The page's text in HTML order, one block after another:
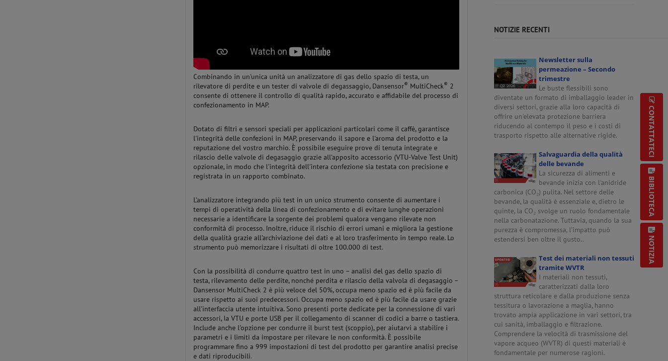
CONTATTATECI
BIBLIOTECA
NOTIZIA
Combinando in un'unica unità un analizzatore di gas dello spazio di testa, un
rilevatore di perdite e un tester di valvole di degassaggio, Dansensor® MultiCheck® 2
consente di ottenere il controllo di qualità rapido, accurato e affidabile del processo di
confezionamento in MAP.
Dotato di filtri e sensori speciali per applicazioni particolari come il caffè, garantisce
l'integrità delle confezioni in MAP, preservando il sapore e l'aroma del prodotto e la
reputazione del vostro marchio. È possibile eseguire prove di tenuta integrate e
rilascio delle valvole di degasaggio grazie all'apposito accessorio (VTU-Valve Test Unit)
opzionale, in modo che l'integrità dell'intera confezione sia testata con precisione e
registrata in un rapporto combinato.
L’analizzatore integrando più test in un unico strumento consente di aumentare i
tempi di operatività della linea di confezionamento e di evitare lunghe operazioni
necessarie a identificare la sorgente dei problemi qualora vengano rilevate non
conformità di processo. Inoltre, riduce il rischio di errori umani e migliora la gestione
della qualità grazie all'archiviazione dei dati e al loro trasferimento in tempo reale. Lo
strumento può memorizzare i risultati di oltre 100.000 di test.
Con la possibilità di condurre quattro test in uno – analisi del gas dello spazio di
testa, rilevamento delle perdite, nonché perdita e rilascio della valvola di degasaggio –
Dansensor MultiCheck 2 è più veloce del 50%, occupa meno spazio ed è più facile da
usare rispetto ai suoi predecessori. Occupa meno spazio ed è più facile da usare grazie
all’interfaccia utente intuitiva. Sono presenti porte dedicate per la connessione di vari
accessori, la VTU e porte USB per il collegamento di scanner di codici a barre o tastiera.
Include anche l'opzione per condurre il burst test (scoppio), per aiutarvi a stabilire i
parametri e i limiti da impostare per rilevare le non conformità. È possibile
programmare fino a 999 impostazioni di test del prodotto per garantire analisi precise
e dati riproducibili.
NOTIZIE RECENTI
Newsletter sulla
permeazione – Secondo
trimestre
Le buste flessibili sono
diventate un formato di imballaggio leader in
diversi settori, grazie alla loro capacità di
offrire un'elevata protezione barriera
riducendo al contempo il peso e i costi di
trasporto rispetto alle alternative rigide.
Salvaguardia della qualità
delle bevande
La sicurezza di alimenti e
bevande inizia con l'anidride
carbonica (CO₂) pulita. Nel settore delle
bevande, la qualità è essenziale e, dietro le
quinte, la CO₂ svolge un ruolo fondamentale
nella carbonatazione. Tuttavia, quando la sua
purezza è compromessa, l'impatto può
estendersi ben oltre il gusto..
Test dei materiali non tessuti
tramite WVTR
I materiali non tessuti,
caratterizzati dalla loro
struttura reticolare e dalla produzione senza
tessitura o lavorazione a maglia, hanno
trovato ampia applicazione in vari settori, tra
cui sanità, imballaggio e filtrazione.
Comprendere la velocità di trasmissione del
vapore acqueo (WVTR) di questi materiali è
fondamentale per numerose ragioni.